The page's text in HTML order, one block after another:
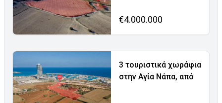
€4.000.000
3 τουριστικά χωράφια
στην Αγία Νάπα, από